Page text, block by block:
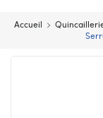
Accueil